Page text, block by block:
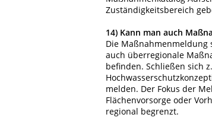
Zuständigkeitsbereich
14) Kann man auch
Die Maßnahmenmeldung
auch überregionale
befinden. Schließen sich
melden. Der Fokus der
Flächenvorsorge oder
regional begrenzt.